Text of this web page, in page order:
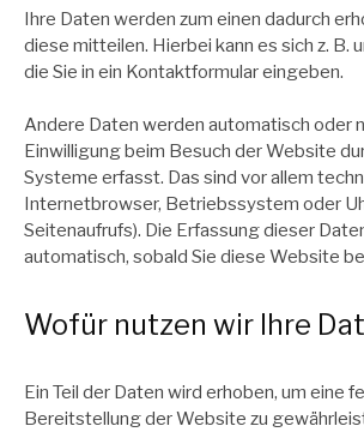
Ihre Daten werden zum einen dadurch
diese mitteilen. Hierbei kann es sich z. B.
die Sie in ein Kontaktformular eingeben.
Andere Daten werden automatisch oder
Einwilligung beim Besuch der Website
Systeme erfasst. Das sind vor allem
Internetbrowser, Betriebssystem oder
Seitenaufrufs). Die Erfassung dieser
automatisch, sobald Sie diese Website
Wofür nutzen wir Ihre
Ein Teil der Daten wird erhoben, um eine
Bereitstellung der Website zu